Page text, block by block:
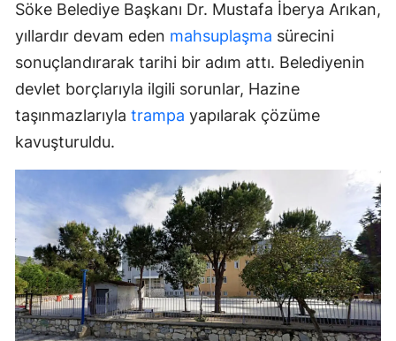
Söke Belediye Başkanı Dr. Mustafa İberya Arıkan,
yıllardır devam eden mahsuplaşma sürecini
sonuçlandırarak tarihi bir adım attı. Belediyenin
devlet borçlarıyla ilgili sorunlar, Hazine
taşınmazlarıyla trampa yapılarak çözüme
kavuşturuldu.